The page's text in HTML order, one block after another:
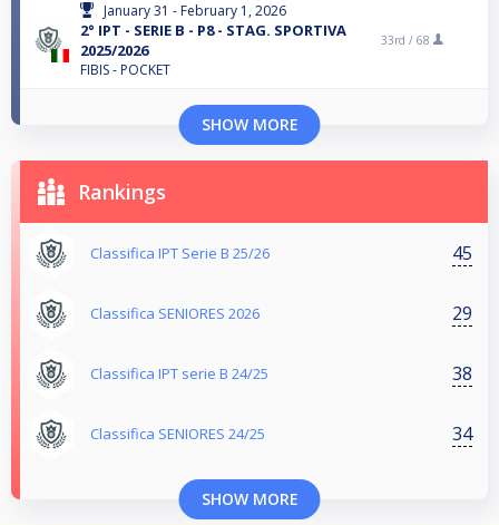
January 31 - February 1, 2026
2° IPT - SERIE B - P8 - STAG. SPORTIVA
2025/2026
FIBIS - POCKET
33rd / 68
SHOW MORE
Rankings
Classifica IPT Serie B 25/26 45
Classifica SENIORES 2026 29
Classifica IPT serie B 24/25 38
Classifica SENIORES 24/25 34
SHOW MORE